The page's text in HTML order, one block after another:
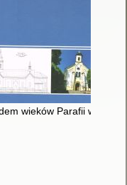
wieków Parafii w